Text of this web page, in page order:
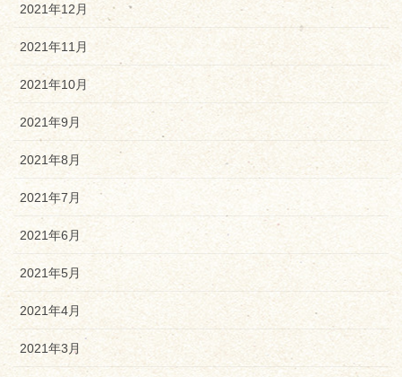
2021年12月
2021年11月
2021年10月
2021年9月
2021年8月
2021年7月
2021年6月
2021年5月
2021年4月
2021年3月